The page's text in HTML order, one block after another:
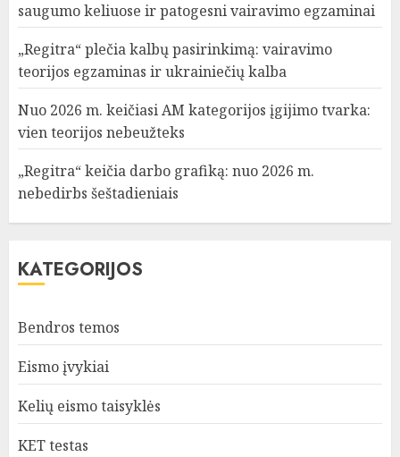
saugumo keliuose ir patogesni vairavimo egzaminai
„Regitra“ plečia kalbų pasirinkimą: vairavimo
teorijos egzaminas ir ukrainiečių kalba
Nuo 2026 m. keičiasi AM kategorijos įgijimo tvarka:
vien teorijos nebeužteks
„Regitra“ keičia darbo grafiką: nuo 2026 m.
nebedirbs šeštadieniais
KATEGORIJOS
Bendros temos
Eismo įvykiai
Kelių eismo taisyklės
KET testas